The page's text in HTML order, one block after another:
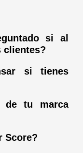
si al
clientes?
si tienes
de tu marca
Score?